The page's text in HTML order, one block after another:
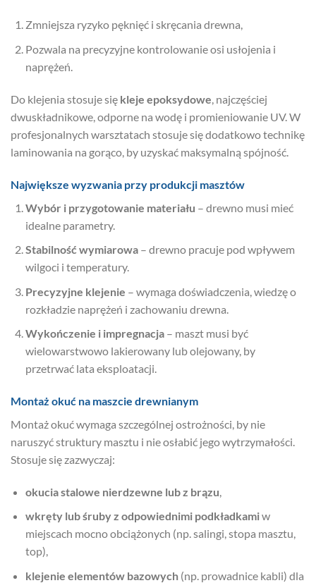
Zmniejsza ryzyko pęknięć i skręcania drewna,
Pozwala na precyzyjne kontrolowanie osi usłojenia i
naprężeń.
Do klejenia stosuje się kleje epoksydowe , najczęściej
dwuskładnikowe, odporne na wodę i promieniowanie UV. W
profesjonalnych warsztatach stosuje się dodatkowo technikę
laminowania na gorąco, by uzyskać maksymalną spójność.
Największe wyzwania przy produkcji masztów
Wybór i przygotowanie materiału – drewno musi mieć
idealne parametry.
Stabilność wymiarowa– drewno pracuje pod wpływem
wilgoci i temperatury.
Precyzyjne klejenie – wymaga doświadczenia, wiedzę o
rozkładzie naprężeń i zachowaniu drewna.
Wykończenie i impregnacja– maszt musi być
wielowarstwowo lakierowany lub olejowany, by
przetrwać lata eksploatacji.
Montaż okuć na maszcie drewnianym
Montaż okuć wymaga szczególnej ostrożności, by nie
naruszyć struktury masztu i nie osłabić jego wytrzymałości.
Stosuje się zazwyczaj:
okucia stalowe nierdzewne lub z brązu,
wkręty lub śruby z odpowiednimi podkładkamiw
miejscach mocno obciążonych (np. salingi, stopa masztu,
top),
klejenie elementów bazowych(np. prowadnice kabli) dla